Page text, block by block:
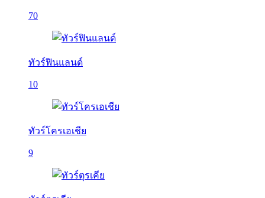
70
ทัวร์ฟินแลนด์
10
ทัวร์โครเอเชีย
9